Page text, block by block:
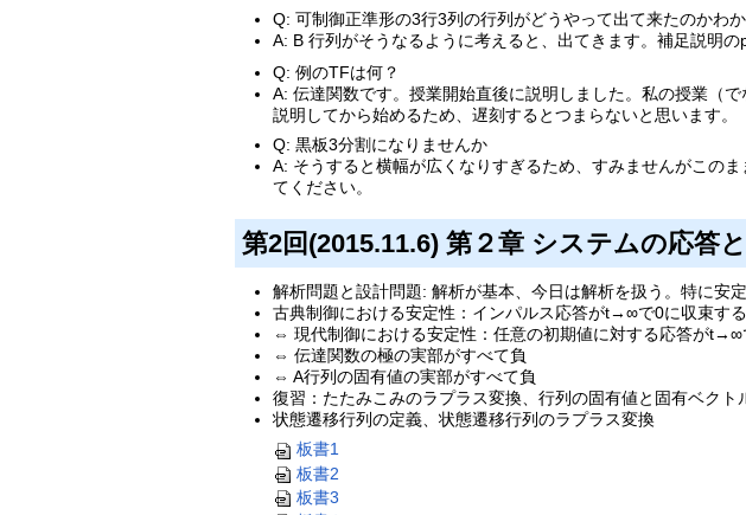
Q: 可制御正準形の3行3列の行列がどうやって出て来たのかわか
A: B 行列がそうなるように考えると、出てきます。補足説明の
Q: 例のTFは何？
A: 伝達関数です。授業開始直後に説明しました。私の授業（
説明してから始めるため、遅刻するとつまらないと思います。
Q: 黒板3分割になりませんか
A: そうすると横幅が広くなりすぎるため、すみませんがこの
てください。
第2回(2015.11.6) 第２章 システムの応答
解析問題と設計問題: 解析が基本、今日は解析を扱う。特に安
古典制御における安定性：インパルス応答がt→∞で0に収束する
⇔ 現代制御における安定性：任意の初期値に対する応答がt→∞
⇔ 伝達関数の極の実部がすべて負
⇔ A行列の固有値の実部がすべて負
復習：たたみこみのラプラス変換、行列の固有値と固有ベクト
状態遷移行列の定義、状態遷移行列のラプラス変換
板書1
板書2
板書3